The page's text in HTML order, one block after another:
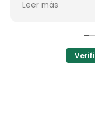
muchos lugares
a la